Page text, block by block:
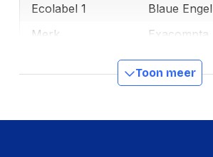
Ecolabel 1
Blaue Engel
Merk
Exacompta
22209E
Manufacturer Part
Ecologisch
Ja
Toon meer